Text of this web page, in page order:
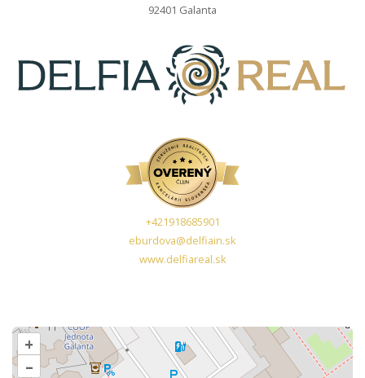
92401 Galanta
+421918685901
eburdova@delfiain.sk
www.delfiareal.sk
+
–